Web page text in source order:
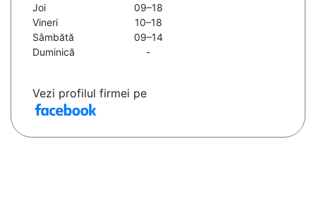
Joi
09–18
Vineri
10–18
Sâmbătă
09–14
Duminică
-
Vezi profilul firmei pe